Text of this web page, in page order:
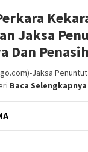
Jaksa
Dan
Jaksa
Baca Selengkapnya